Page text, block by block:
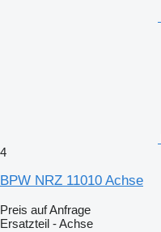
4
BPW NRZ 11010 Achse
Preis auf Anfrage
Ersatzteil - Achse